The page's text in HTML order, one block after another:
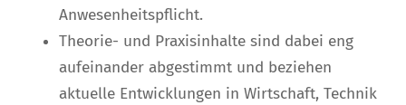
Anwesenheitspflicht.
Theorie- und Praxisinhalte sind dabei eng
aufeinander abgestimmt und beziehen
aktuelle Entwicklungen in Wirtschaft, Technik